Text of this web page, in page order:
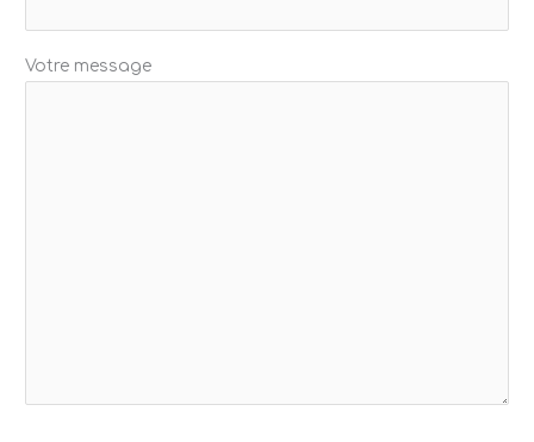
Votre message